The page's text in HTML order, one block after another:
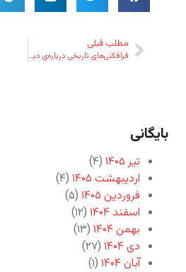
مطلب قبلی
فرافکنی‌های تاریخی درباره‌ی دین
بایگانی
تیر ۱۴۰۵
(۴)
اردیبهشت ۱۴۰۵
(۴)
فروردین ۱۴۰۵
(۵)
اسفند ۱۴۰۴
(۱۲)
بهمن ۱۴۰۴
(۱۳)
دی ۱۴۰۴
(۲۷)
آبان ۱۴۰۴
(۱)